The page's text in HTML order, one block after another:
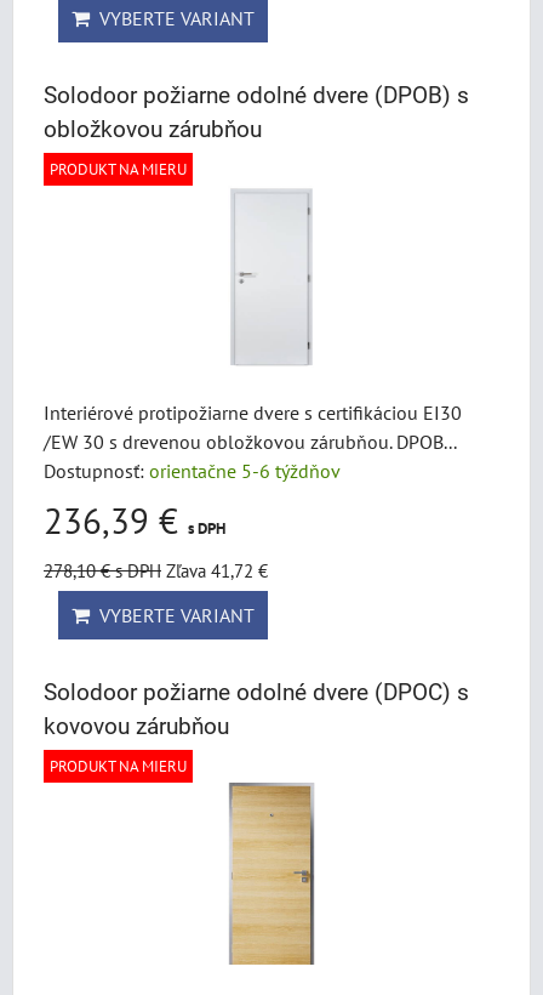
VYBERTE VARIANT
Solodoor požiarne odolné dvere (DPOB) s
obložkovou zárubňou
PRODUKT NA MIERU
Interiérové protipožiarne dvere s certifikáciou EI30
/EW 30 s drevenou obložkovou zárubňou. DPOB...
Dostupnosť: orientačne 5-6 týždňov
236,39 € s DPH
278,10 €s DPH Zľava 41,72 €
VYBERTE VARIANT
Solodoor požiarne odolné dvere (DPOC) s
kovovou zárubňou
PRODUKT NA MIERU